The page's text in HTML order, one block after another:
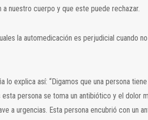
nuestro cuerpo y que este puede rechazar.
la automedicación es perjudicial cuando
explica así: “Digamos que una persona
persona se toma un antibiótico y el dolor
a urgencias. Esta persona encubrió con un